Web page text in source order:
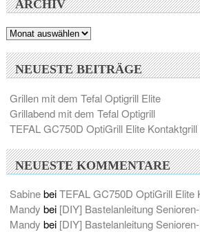
ARCHIV
Archiv
NEUESTE BEITRÄGE
Grillen mit dem Tefal Optigrill Elite
Grillabend mit dem Tefal Optigrill
TEFAL GC750D OptiGrill Elite Kontaktgrill
NEUESTE KOMMENTARE
SabinebeiTEFAL GC750D OptiGrill Elite
Mandy bei [DIY] Bastelanleitung
Mandy bei [DIY] Bastelanleitung